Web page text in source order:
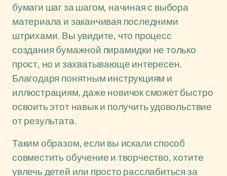
бумаги шаг за шагом, начиная с выбора
материала и заканчивая последними
штрихами. Вы увидите, что процесс
создания бумажной пирамидки не только
прост, но и захватывающе интересен.
Благодаря понятным инструкциям и
иллюстрациям, даже новичок сможет быстро
освоить этот навык и получить удовольствие
от результата.
Таким образом, если вы искали способ
совместить обучение и творчество, хотите
увлечь детей или просто расслабиться за